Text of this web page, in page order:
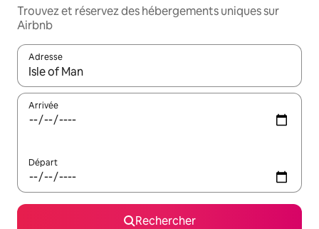
Trouvez et réservez des hébergements uniques sur
Airbnb
Adresse
Lorsque les résultats s'affichent, utilisez les flèches vers le
Arrivée
Départ
Rechercher